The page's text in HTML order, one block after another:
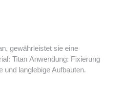
gewährleistet sie eine
stabile und langlebige Aufbauten.